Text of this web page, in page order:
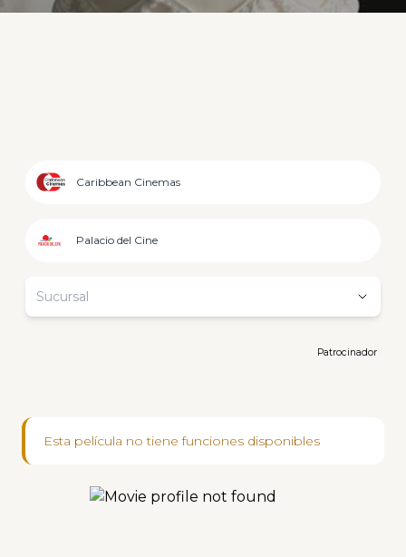
Caribbean Cinemas
Palacio del Cine
Sucursal
Patrocinador
Esta película no tiene funciones disponibles